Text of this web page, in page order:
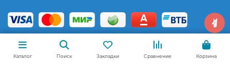
Каталог Поиск Закладки Сравнение Корзина